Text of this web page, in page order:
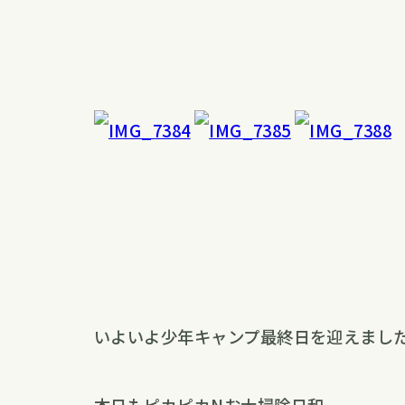
いよいよ少年キャンプ最終日を迎えまし